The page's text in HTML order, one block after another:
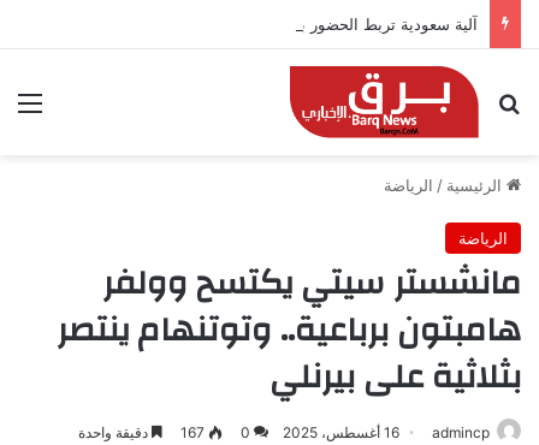
آلية سعودية تربط الحضور باجتياز الدورات
بحث عن
الرئيسية / الرياضة
الرياضة
مانشستر سيتي يكتسح وولفر
هامبتون برباعية.. وتوتنهام ينتصر
بثلاثية على بيرنلي
admincp 16 أغسطس، 2025 0
167 دقيقة واحدة